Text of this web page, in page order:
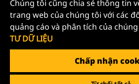
THÔNG BÁO PHÁP LÝ
MANN+HUMMEL FILTER
LTD
23 Rochester Park
#04-02, Singapore 139234
Tel. +65 6586 8181
mhsg@mann-hummel.com
Chúng tôi cũng chia sẻ thông tin
trang web của chúng tôi với các
quảng cáo và phân tích của
TƯ DỮ LIỆU
Chấp nhận